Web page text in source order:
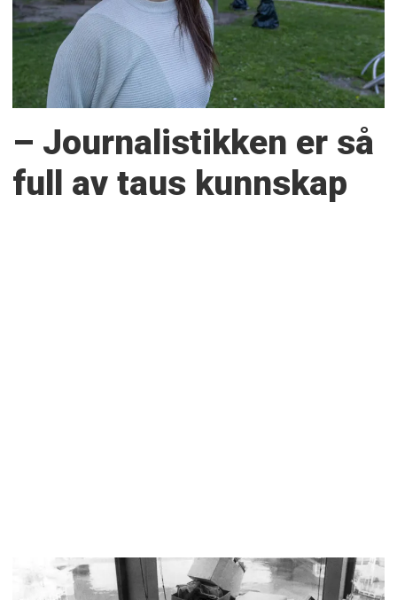
– Journalistikken er så
full av taus kunnskap